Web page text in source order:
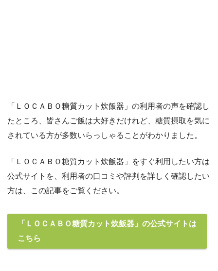
「ＬＯＣＡＢＯ糖質カット炊飯器」の利用者の声を確認し
たところ、皆さんご飯は大好きだけれど、糖質摂取を気に
されている方が多数いらっしゃることがわかりました。
「ＬＯＣＡＢＯ糖質カット炊飯器」をすぐ利用したい方は
公式サイトを、利用者の口コミや評判を詳しく確認したい
方は、この記事をご覧ください。
「ＬＯＣＡＢＯ糖質カット炊飯器」の公式サイトは
こちら